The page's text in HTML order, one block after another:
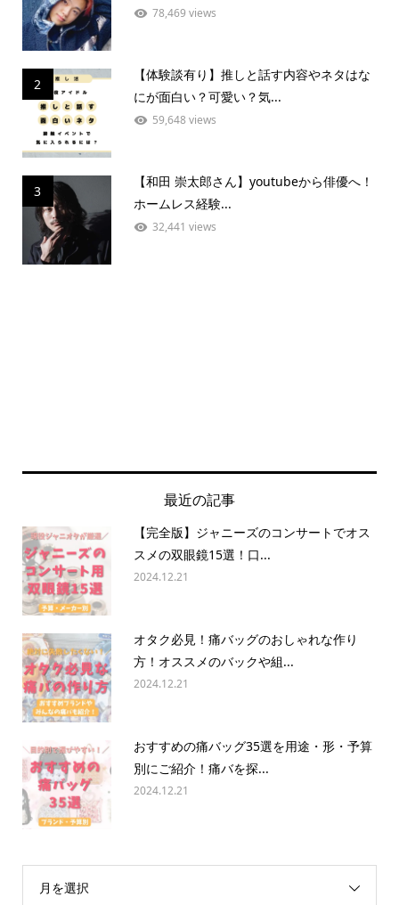
78,469 views
2
【体験談有り】推しと話す内容やネタはな
にが面白い？可愛い？気...
59,648 views
3
【和田 崇太郎さん】youtubeから俳優へ！
ホームレス経験...
32,441 views
最近の記事
【完全版】ジャニーズのコンサートでオス
スメの双眼鏡15選！口...
2024.12.21
オタク必見！痛バッグのおしゃれな作り
方！オススメのバックや組...
2024.12.21
おすすめの痛バッグ35選を用途・形・予算
別にご紹介！痛バを探...
2024.12.21
月を選択